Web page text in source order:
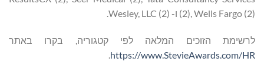
(2), Wells Fargo (2) ו- Wesley, LLC (2).
לרשימת הזוכים המלאה לפי קטגוריה, בקרו באתר
https://www.StevieAwards.com/HR
.